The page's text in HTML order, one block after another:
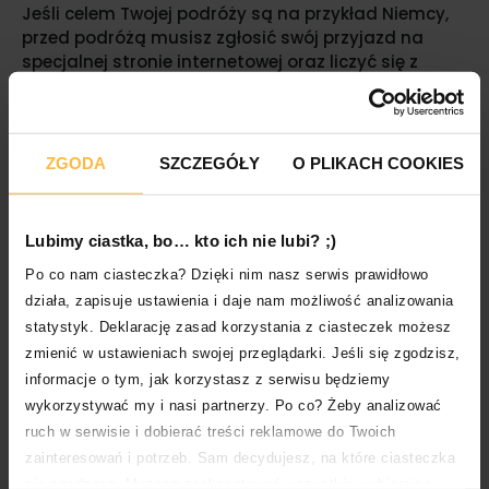
ZGODA SZCZEGÓŁY O PLIKACH COOKIES
Lubimy ciastka, bo… kto ich nie lubi? ;)
Po co nam ciasteczka? Dzięki nim nasz serwis prawidłowo
działa, zapisuje ustawienia i daje nam możliwość analizowania
statystyk. Deklarację zasad korzystania z ciasteczek możesz
zmienić w ustawieniach swojej przeglądarki. Jeśli się zgodzisz,
informacje o tym, jak korzystasz z serwisu będziemy
wykorzystywać my i nasi partnerzy. Po co? Żeby analizować
ruch w serwisie i dobierać treści reklamowe do Twoich
zainteresowań i potrzeb. Sam decydujesz, na które ciasteczka
Jeśli celem Twojej podróży są na przykład Niemcy,
przed podróżą musisz zgłosić swój przyjazd na
specjalnej stronie internetowej oraz liczyć się z
Bezpieczne podróżowanie – jakie zasady
obowiązują?
rozważne podróżowanie. W dobie koronawirusa,
przede wszystkim ze środków ostrożności i
instrukcji higieny wydanych przez władze krajowe
poszczególnych państw. Komisja Europejska
przygotowała jednak szereg zasad bezpiecznego
podróżowania, które mają zminimalizować ryzyko
rozprzestrzeniania się wirusa.
Wśród zaleceń znajdziemy te dotyczące między